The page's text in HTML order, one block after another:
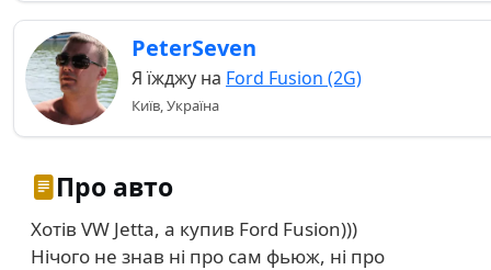
PeterSeven
Я їжджу на Ford Fusion (2G)
Київ, Україна
Про авто
Хотів VW Jetta, а купив Ford Fusion)))
Нічого не знав ні про сам фьюж, ні про